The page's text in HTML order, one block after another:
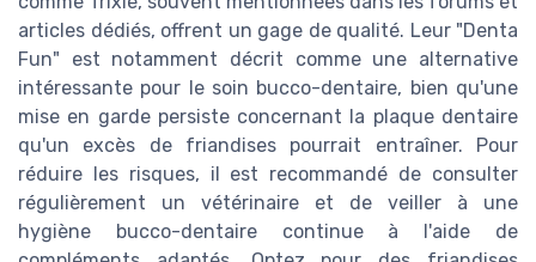
articles dédiés, offrent un gage de qualité. Leur "Denta
Fun" est notamment décrit comme une alternative
intéressante pour le soin bucco-dentaire, bien qu'une
mise en garde persiste concernant la plaque dentaire
qu'un excès de friandises pourrait entraîner. Pour
réduire les risques, il est recommandé de consulter
régulièrement un vétérinaire et de veiller à une
hygiène bucco-dentaire continue à l'aide de